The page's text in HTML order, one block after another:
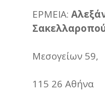
ΕΡΜΕΙΑ:
Μεσογείων 59,
115 26 Αθήνα